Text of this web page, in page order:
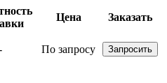
Цена Заказать
По запросу